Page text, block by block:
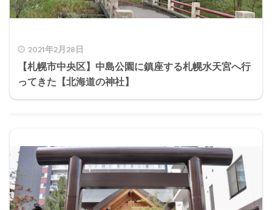
2021年2月28日
【札幌市中央区】中島公園に鎮座する札幌水天宮へ行
ってきた【北海道の神社】